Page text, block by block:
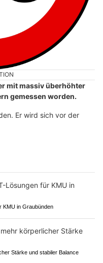
mit massiv überhöhter
gemessen worden.
Er wird sich vor der
KMU in Graubünden
Stärke und stabiler Balance